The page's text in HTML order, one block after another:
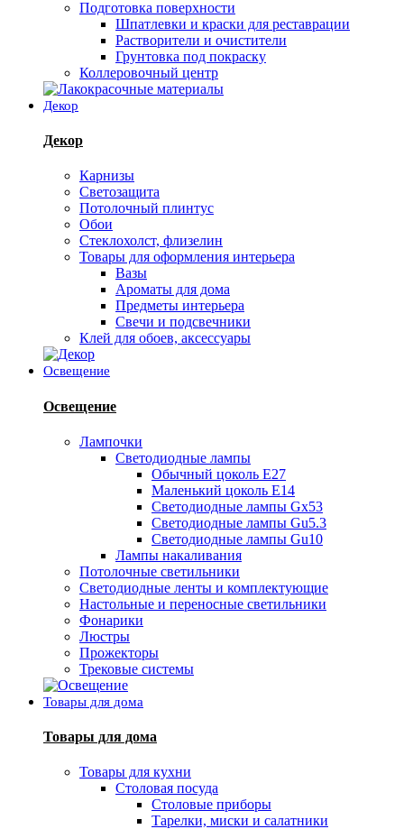
Подготовка поверхности
Шпатлевки и краски для реставрации
Растворители и очистители
Грунтовка под покраску
Коллеровочный центр
Декор
Декор
Карнизы
Светозащита
Потолочный плинтус
Обои
Стеклохолст, флизелин
Товары для оформления интерьера
Вазы
Ароматы для дома
Предметы интерьера
Свечи и подсвечники
Клей для обоев, аксессуары
Освещение
Освещение
Лампочки
Светодиодные лампы
Обычный цоколь Е27
Маленький цоколь Е14
Светодиодные лампы Gx53
Светодиодные лампы Gu5.3
Светодиодные лампы Gu10
Лампы накаливания
Потолочные светильники
Светодиодные ленты и комплектующие
Настольные и переносные светильники
Фонарики
Люстры
Прожекторы
Трековые системы
Товары для дома
Товары для дома
Товары для кухни
Столовая посуда
Столовые приборы
Тарелки, миски и салатники